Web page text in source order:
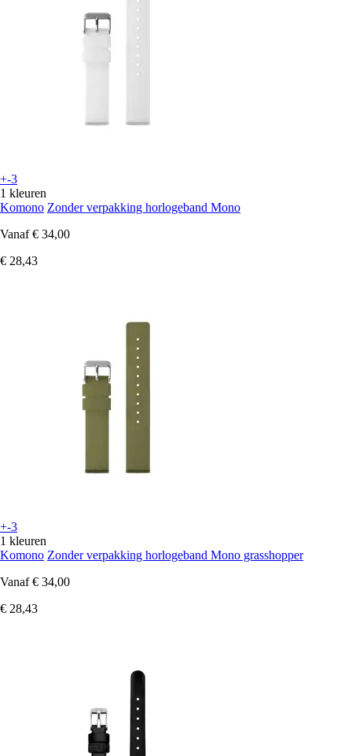
+-3
1 kleuren
Komono Zonder verpakking horlogeband Mono
Vanaf € 34,00
€ 28,43
+-3
1 kleuren
Komono Zonder verpakking horlogeband Mono grasshopper
Vanaf € 34,00
€ 28,43